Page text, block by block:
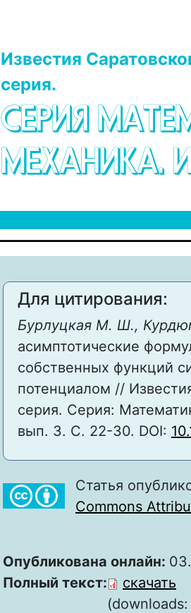
Известия
серия.
СЕРИЯ
МЕХАНИКА.
Для цитирования:
Бурлуцкая М. Ш.,
асимптотические
собственных функций
потенциалом //
серия. Серия:
вып. 3. С. 22-30. DOI:
Статья
Commons
Опубликована онлайн:
Полный текст:
скачать
(downloads: